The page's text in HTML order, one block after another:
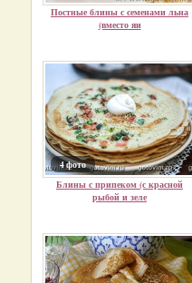
Постные блины с семенами льна
(вместо яи
4 фото
Блины с припеком (с красной
рыбой и зеле